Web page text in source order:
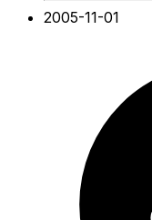
2005-11-01